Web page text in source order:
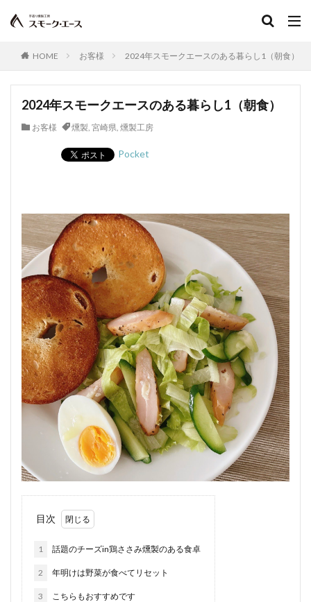
HOME お客様 2024年スモークエースのある暮らし1（朝食）
2024年スモークエースのある暮らし1（朝食）
お客様 燻製, 宮崎県, 燻製工房
Pocket
目次
1 話題のチーズin鶏ささみ燻製のある食卓
2 年明けは野菜が食べてリセット
3 こちらもおすすめです